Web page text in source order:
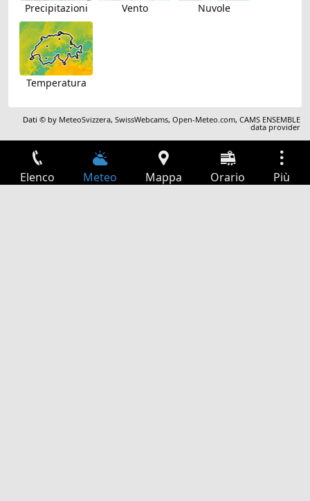
Precipitazioni Vento Nuvole
Temperatura
Dati © by MeteoSvizzera,SwissWebcams,Open-Meteo.com,CAMS ENSEMBLE
data provider
Elenco Meteo Mappa Orario Più